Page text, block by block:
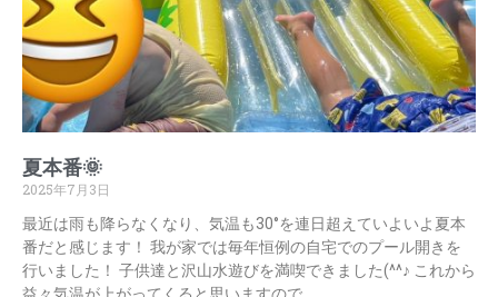
夏本番🌞
2025年7月3日
最近は雨も降らなくなり、気温も30°を連日超えていよいよ夏本
番だと感じます！ 我が家では毎年恒例の自宅でのプール開きを
行いました！ 子供達と沢山水遊びを満喫できました(^^♪ これから